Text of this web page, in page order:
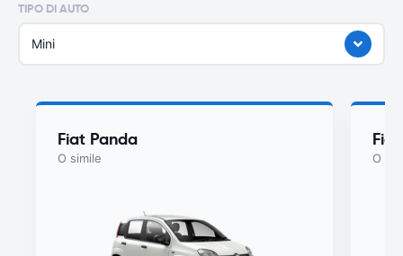
TIPO DI AUTO
Mini
Fiat Panda
O simile O